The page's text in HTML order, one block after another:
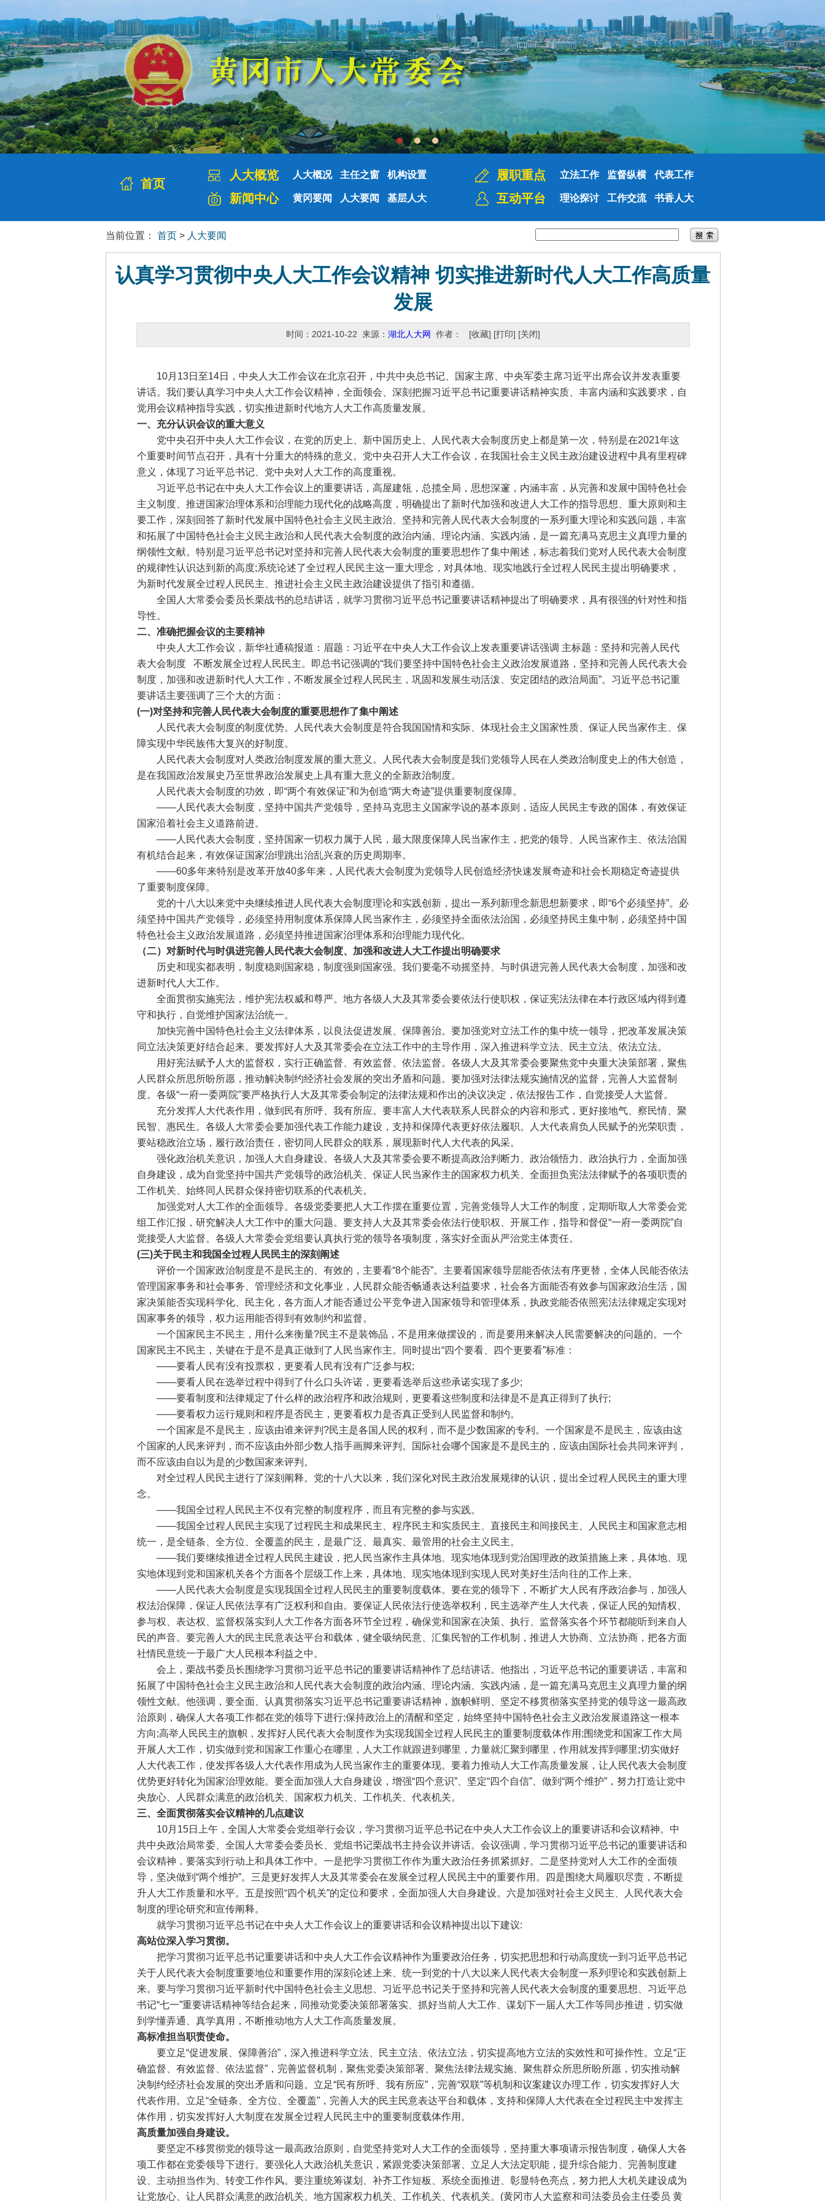
首页
人大概览 人大概况 主任之窗 机构设置
新闻中心 黄冈要闻 人大要闻 基层人大
履职重点 立法工作 监督纵横 代表工作
互动平台 理论探讨 工作交流 书香人大
当前位置： 首页 > 人大要闻
认真学习贯彻中央人大工作会议精神 切实推进新时代人大工作高质量
发展
时间：2021-10-22 来源： 湖北人大网 作者： [收藏] [打印] [关闭]
10月13日至14日，中央人大工作会议在北京召开，中共中央总书记、国家主席、中央军委主席习近平出席会议并发表重要
讲话。我们要认真学习中央人大工作会议精神，全面领会、深刻把握习近平总书记重要讲话精神实质、丰富内涵和实践要求，自
觉用会议精神指导实践，切实推进新时代地方人大工作高质量发展。
一、充分认识会议的重大意义
党中央召开中央人大工作会议，在党的历史上、新中国历史上、人民代表大会制度历史上都是第一次，特别是在2021年这
个重要时间节点召开，具有十分重大的特殊的意义。党中央召开人大工作会议，在我国社会主义民主政治建设进程中具有里程碑
意义，体现了习近平总书记、党中央对人大工作的高度重视。
习近平总书记在中央人大工作会议上的重要讲话，高屋建瓴，总揽全局，思想深邃，内涵丰富，从完善和发展中国特色社会
主义制度、推进国家治理体系和治理能力现代化的战略高度，明确提出了新时代加强和改进人大工作的指导思想、重大原则和主
要工作，深刻回答了新时代发展中国特色社会主义民主政治、坚持和完善人民代表大会制度的一系列重大理论和实践问题，丰富
和拓展了中国特色社会主义民主政治和人民代表大会制度的政治内涵、理论内涵、实践内涵，是一篇充满马克思主义真理力量的
纲领性文献。特别是习近平总书记对坚持和完善人民代表大会制度的重要思想作了集中阐述，标志着我们党对人民代表大会制度
的规律性认识达到新的高度;系统论述了全过程人民民主这一重大理念，对具体地、现实地践行全过程人民民主提出明确要求，
为新时代发展全过程人民民主、推进社会主义民主政治建设提供了指引和遵循。
全国人大常委会委员长栗战书的总结讲话，就学习贯彻习近平总书记重要讲话精神提出了明确要求，具有很强的针对性和指
导性。
二、准确把握会议的主要精神
中央人大工作会议，新华社通稿报道：眉题：习近平在中央人大工作会议上发表重要讲话强调 主标题：坚持和完善人民代
表大会制度 不断发展全过程人民民主。即总书记强调的“我们要坚持中国特色社会主义政治发展道路，坚持和完善人民代表大会
制度，加强和改进新时代人大工作，不断发展全过程人民民主，巩固和发展生动活泼、安定团结的政治局面”。习近平总书记重
要讲话主要强调了三个大的方面：
(一)对坚持和完善人民代表大会制度的重要思想作了集中阐述
人民代表大会制度的制度优势。人民代表大会制度是符合我国国情和实际、体现社会主义国家性质、保证人民当家作主、保
障实现中华民族伟大复兴的好制度。
人民代表大会制度对人类政治制度发展的重大意义。人民代表大会制度是我们党领导人民在人类政治制度史上的伟大创造，
是在我国政治发展史乃至世界政治发展史上具有重大意义的全新政治制度。
人民代表大会制度的功效，即“两个有效保证”和为创造“两大奇迹”提供重要制度保障。
——人民代表大会制度，坚持中国共产党领导，坚持马克思主义国家学说的基本原则，适应人民民主专政的国体，有效保证
国家沿着社会主义道路前进。
——人民代表大会制度，坚持国家一切权力属于人民，最大限度保障人民当家作主，把党的领导、人民当家作主、依法治国
有机结合起来，有效保证国家治理跳出治乱兴衰的历史周期率。
——60多年来特别是改革开放40多年来，人民代表大会制度为党领导人民创造经济快速发展奇迹和社会长期稳定奇迹提供
了重要制度保障。
党的十八大以来党中央继续推进人民代表大会制度理论和实践创新，提出一系列新理念新思想新要求，即“6个必须坚持”。必
须坚持中国共产党领导，必须坚持用制度体系保障人民当家作主，必须坚持全面依法治国，必须坚持民主集中制，必须坚持中国
特色社会主义政治发展道路，必须坚持推进国家治理体系和治理能力现代化。
（二）对新时代与时俱进完善人民代表大会制度、加强和改进人大工作提出明确要求
历史和现实都表明，制度稳则国家稳，制度强则国家强。我们要毫不动摇坚持、与时俱进完善人民代表大会制度，加强和改
进新时代人大工作。
全面贯彻实施宪法，维护宪法权威和尊严。地方各级人大及其常委会要依法行使职权，保证宪法法律在本行政区域内得到遵
守和执行，自觉维护国家法治统一。
加快完善中国特色社会主义法律体系，以良法促进发展、保障善治。要加强党对立法工作的集中统一领导，把改革发展决策
同立法决策更好结合起来。要发挥好人大及其常委会在立法工作中的主导作用，深入推进科学立法、民主立法、依法立法。
用好宪法赋予人大的监督权，实行正确监督、有效监督、依法监督。各级人大及其常委会要聚焦党中央重大决策部署，聚焦
人民群众所思所盼所愿，推动解决制约经济社会发展的突出矛盾和问题。要加强对法律法规实施情况的监督，完善人大监督制
度。各级“一府一委两院”要严格执行人大及其常委会制定的法律法规和作出的决议决定，依法报告工作，自觉接受人大监督。
充分发挥人大代表作用，做到民有所呼、我有所应。要丰富人大代表联系人民群众的内容和形式，更好接地气、察民情、聚
民智、惠民生。各级人大常委会要加强代表工作能力建设，支持和保障代表更好依法履职。人大代表肩负人民赋予的光荣职责，
要站稳政治立场，履行政治责任，密切同人民群众的联系，展现新时代人大代表的风采。
强化政治机关意识，加强人大自身建设。各级人大及其常委会要不断提高政治判断力、政治领悟力、政治执行力，全面加强
自身建设，成为自觉坚持中国共产党领导的政治机关、保证人民当家作主的国家权力机关、全面担负宪法法律赋予的各项职责的
工作机关、始终同人民群众保持密切联系的代表机关。
加强党对人大工作的全面领导。各级党委要把人大工作摆在重要位置，完善党领导人大工作的制度，定期听取人大常委会党
组工作汇报，研究解决人大工作中的重大问题。要支持人大及其常委会依法行使职权、开展工作，指导和督促“一府一委两院”自
觉接受人大监督。各级人大常委会党组要认真执行党的领导各项制度，落实好全面从严治党主体责任。
(三)关于民主和我国全过程人民民主的深刻阐述
评价一个国家政治制度是不是民主的、有效的，主要看“8个能否”。主要看国家领导层能否依法有序更替，全体人民能否依法
管理国家事务和社会事务、管理经济和文化事业，人民群众能否畅通表达利益要求，社会各方面能否有效参与国家政治生活，国
家决策能否实现科学化、民主化，各方面人才能否通过公平竞争进入国家领导和管理体系，执政党能否依照宪法法律规定实现对
国家事务的领导，权力运用能否得到有效制约和监督。
一个国家民主不民主，用什么来衡量?民主不是装饰品，不是用来做摆设的，而是要用来解决人民需要解决的问题的。一个
国家民主不民主，关键在于是不是真正做到了人民当家作主。同时提出“四个要看、四个更要看”标准：
——要看人民有没有投票权，更要看人民有没有广泛参与权;
——要看人民在选举过程中得到了什么口头许诺，更要看选举后这些承诺实现了多少;
——要看制度和法律规定了什么样的政治程序和政治规则，更要看这些制度和法律是不是真正得到了执行;
——要看权力运行规则和程序是否民主，更要看权力是否真正受到人民监督和制约。
一个国家是不是民主，应该由谁来评判?民主是各国人民的权利，而不是少数国家的专利。一个国家是不是民主，应该由这
个国家的人民来评判，而不应该由外部少数人指手画脚来评判。国际社会哪个国家是不是民主的，应该由国际社会共同来评判，
而不应该由自以为是的少数国家来评判。
对全过程人民民主进行了深刻阐释。党的十八大以来，我们深化对民主政治发展规律的认识，提出全过程人民民主的重大理
念。
——我国全过程人民民主不仅有完整的制度程序，而且有完整的参与实践。
——我国全过程人民民主实现了过程民主和成果民主、程序民主和实质民主、直接民主和间接民主、人民民主和国家意志相
统一，是全链条、全方位、全覆盖的民主，是最广泛、最真实、最管用的社会主义民主。
——我们要继续推进全过程人民民主建设，把人民当家作主具体地、现实地体现到党治国理政的政策措施上来，具体地、现
实地体现到党和国家机关各个方面各个层级工作上来，具体地、现实地体现到实现人民对美好生活向往的工作上来。
——人民代表大会制度是实现我国全过程人民民主的重要制度载体。要在党的领导下，不断扩大人民有序政治参与，加强人
权法治保障，保证人民依法享有广泛权利和自由。要保证人民依法行使选举权利，民主选举产生人大代表，保证人民的知情权、
参与权、表达权、监督权落实到人大工作各方面各环节全过程，确保党和国家在决策、执行、监督落实各个环节都能听到来自人
民的声音。要完善人大的民主民意表达平台和载体，健全吸纳民意、汇集民智的工作机制，推进人大协商、立法协商，把各方面
社情民意统一于最广大人民根本利益之中。
会上，栗战书委员长围绕学习贯彻习近平总书记的重要讲话精神作了总结讲话。他指出，习近平总书记的重要讲话，丰富和
拓展了中国特色社会主义民主政治和人民代表大会制度的政治内涵、理论内涵、实践内涵，是一篇充满马克思主义真理力量的纲
领性文献。他强调，要全面、认真贯彻落实习近平总书记重要讲话精神，旗帜鲜明、坚定不移贯彻落实坚持党的领导这一最高政
治原则，确保人大各项工作都在党的领导下进行;保持政治上的清醒和坚定，始终坚持中国特色社会主义政治发展道路这一根本
方向;高举人民民主的旗帜，发挥好人民代表大会制度作为实现我国全过程人民民主的重要制度载体作用;围绕党和国家工作大局
开展人大工作，切实做到党和国家工作重心在哪里，人大工作就跟进到哪里，力量就汇聚到哪里，作用就发挥到哪里;切实做好
人大代表工作，使发挥各级人大代表作用成为人民当家作主的重要体现。要着力推动人大工作高质量发展，让人民代表大会制度
优势更好转化为国家治理效能。要全面加强人大自身建设，增强“四个意识”、坚定“四个自信”、做到“两个维护”，努力打造让党中
央放心、人民群众满意的政治机关、国家权力机关、工作机关、代表机关。
三、全面贯彻落实会议精神的几点建议
10月15日上午，全国人大常委会党组举行会议，学习贯彻习近平总书记在中央人大工作会议上的重要讲话和会议精神。中
共中央政治局常委、全国人大常委会委员长、党组书记栗战书主持会议并讲话。会议强调，学习贯彻习近平总书记的重要讲话和
会议精神，要落实到行动上和具体工作中。一是把学习贯彻工作作为重大政治任务抓紧抓好。二是坚持党对人大工作的全面领
导，坚决做到“两个维护”。三是更好发挥人大及其常委会在发展全过程人民民主中的重要作用。四是围绕大局履职尽责，不断提
升人大工作质量和水平。五是按照“四个机关”的定位和要求，全面加强人大自身建设。六是加强对社会主义民主、人民代表大会
制度的理论研究和宣传阐释。
就学习贯彻习近平总书记在中央人大工作会议上的重要讲话和会议精神提出以下建议:
高站位深入学习贯彻。
把学习贯彻习近平总书记重要讲话和中央人大工作会议精神作为重要政治任务，切实把思想和行动高度统一到习近平总书记
关于人民代表大会制度重要地位和重要作用的深刻论述上来、统一到党的十八大以来人民代表大会制度一系列理论和实践创新上
来。要与学习贯彻习近平新时代中国特色社会主义思想、习近平总书记关于坚持和完善人民代表大会制度的重要思想、习近平总
书记“七一”重要讲话精神等结合起来，同推动党委决策部署落实、抓好当前人大工作、谋划下一届人大工作等同步推进，切实做
到学懂弄通、真学真用，不断推动地方人大工作高质量发展。
高标准担当职责使命。
要立足“促进发展、保障善治”，深入推进科学立法、民主立法、依法立法，切实提高地方立法的实效性和可操作性。立足“正
确监督、有效监督、依法监督”，完善监督机制，聚焦党委决策部署、聚焦法律法规实施、聚焦群众所思所盼所愿，切实推动解
决制约经济社会发展的突出矛盾和问题。立足“民有所呼、我有所应”，完善“双联”等机制和议案建议办理工作，切实发挥好人大
代表作用。立足“全链条、全方位、全覆盖”，完善人大的民主民意表达平台和载体，支持和保障人大代表在全过程民主中发挥主
体作用，切实发挥好人大制度在发展全过程人民民主中的重要制度载体作用。
高质量加强自身建设。
要坚定不移贯彻党的领导这一最高政治原则，自觉坚持党对人大工作的全面领导，坚持重大事项请示报告制度，确保人大各
项工作都在党委领导下进行。要强化人大政治机关意识，紧跟党委决策部署、立足人大法定职能，提升综合能力、完善制度建
设、主动担当作为、转变工作作风。要注重统筹谋划、补齐工作短板、系统全面推进、彰显特色亮点，努力把人大机关建设成为
让党放心、让人民群众满意的政治机关、地方国家权力机关、工作机关、代表机关。(黄冈市人大监察和司法委员会主任委员 黄